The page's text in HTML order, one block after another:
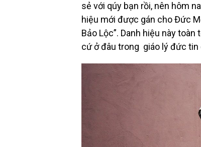
sẻ với qúy bạn rồi, nên hôm
hiệu mới được gán cho Đức
Bảo Lộc”. Danh hiệu này
cứ ở đâu trong giáo lý đức tin